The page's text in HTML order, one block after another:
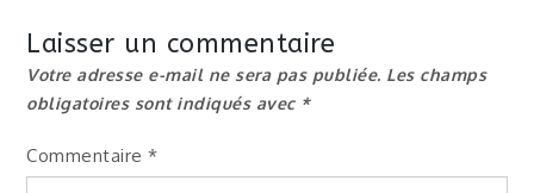
l’article
Laisser un commentaire
Votre adresse e-mail ne sera pas publiée. Les champs
obligatoires sont indiqués avec *
Commentaire*